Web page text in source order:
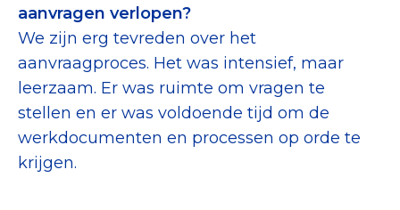
aanvragen verlopen?
We zijn erg tevreden over het
aanvraagproces. Het was intensief, maar
leerzaam. Er was ruimte om vragen te
stellen en er was voldoende tijd om de
werkdocumenten en processen op orde te
krijgen.